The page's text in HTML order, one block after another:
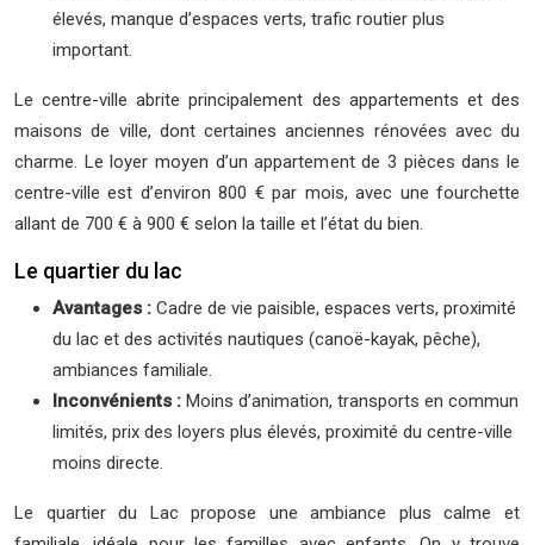
élevés, manque d’espaces verts, trafic routier plus
important.
Le centre-ville abrite principalement des appartements et des
maisons de ville, dont certaines anciennes rénovées avec du
charme. Le loyer moyen d’un appartement de 3 pièces dans le
centre-ville est d’environ 800 € par mois, avec une fourchette
allant de 700 € à 900 € selon la taille et l’état du bien.
Le quartier du lac
Avantages : Cadre de vie paisible, espaces verts, proximité
du lac et des activités nautiques (canoë-kayak, pêche),
ambiances familiale.
Inconvénients : Moins d’animation, transports en commun
limités, prix des loyers plus élevés, proximité du centre-ville
moins directe.
Le quartier du Lac propose une ambiance plus calme et